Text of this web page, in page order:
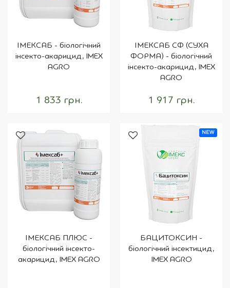
ІМЕКСАБ - біологічний
інсекто-акарицид, IMEX
AGRO
1 833 грн.
ІМЕКСАБ СФ (СУХА
ФОРМА) - біологічний
інсекто-акарицид, IMEX
AGRO
1 917 грн.
ІМЕКСАБ ПЛЮС -
біологічний інсекто-
акарицид, IMEX AGRO
NEW
БАЦИТОКСИН -
біологічний інсектицид,
IMEX AGRO